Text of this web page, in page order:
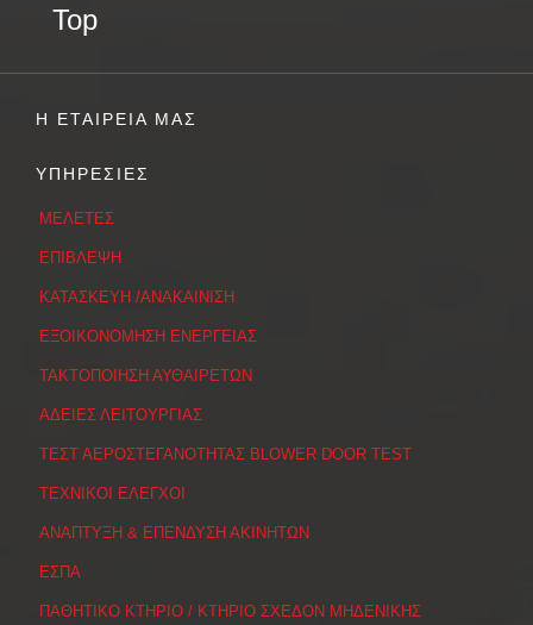
Top
Η ΕΤΑΙΡΕΙΑ ΜΑΣ
ΥΠΗΡΕΣΙΕΣ
ΜΕΛΕΤΕΣ
ΕΠΙΒΛΕΨΗ
ΚΑΤΑΣΚΕΥΗ /ΑΝΑΚΑΙΝΙΣΗ
ΕΞΟΙΚΟΝΟΜΗΣΗ ΕΝΕΡΓΕΙΑΣ
ΤΑΚΤΟΠΟΙΗΣΗ ΑΥΘΑΙΡΕΤΩΝ
ΑΔΕΙΕΣ ΛΕΙΤΟΥΡΓΙΑΣ
ΤΕΣΤ ΑΕΡΟΣΤΕΓΑΝΟΤΗΤΑΣ BLOWER DOOR TEST
ΤΕΧΝΙΚΟΙ ΕΛΕΓΧΟΙ
ΑΝΑΠΤΥΞΗ & ΕΠΕΝΔΥΣΗ ΑΚΙΝΗΤΩΝ
ΕΣΠΑ
ΠΑΘΗΤΙΚΟ ΚΤΗΡΙΟ / ΚΤΗΡΙΟ ΣΧΕΔΟΝ ΜΗΔΕΝΙΚΗΣ